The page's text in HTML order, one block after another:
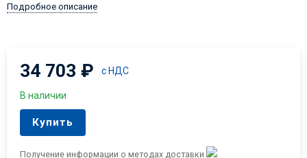
Подробное описание
34 703₽ с НДС
В наличии
Купить
Получение информации о методах доставки